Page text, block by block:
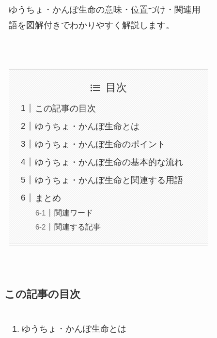
ゆうちょ・かんぽ生命の意味・位置づけ・関連用
語を図解付きでわかりやすく解説します。
目次
この記事の目次
ゆうちょ・かんぽ生命とは
ゆうちょ・かんぽ生命のポイント
ゆうちょ・かんぽ生命の基本的な流れ
ゆうちょ・かんぽ生命と関連する用語
まとめ
関連ワード
関連する記事
この記事の目次
ゆうちょ・かんぽ生命とは